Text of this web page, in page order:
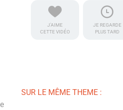
J'AIME
CETTE VIDÉO
JE REGARDE
PLUS TARD
SUR LE MÊME THEME :